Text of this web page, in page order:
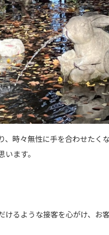
、時々無性に手を合わせたく
ます。
けるような接客を心がけ、お